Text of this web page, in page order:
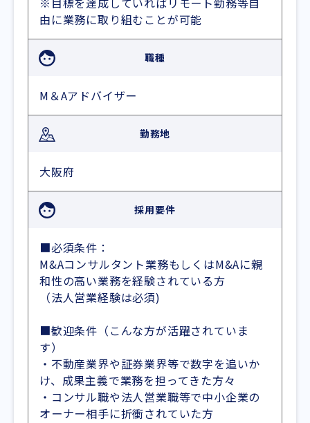
由に業務に取り組むことが可能
職種
M＆Aアドバイザー
勤務地
大阪府
採用要件
■必須条件：
M&Aコンサルタント業務もしくはM&Aに親
和性の高い業務を経験されている方
（法人営業経験は必須)
■歓迎条件（こんな方が活躍されていま
す）
・不動産業界や証券業界等で数字を追いか
け、成果主義で業務を担ってきた方々
・コンサル職や法人営業職等で中小企業の
オーナー相手に折衝されていた方